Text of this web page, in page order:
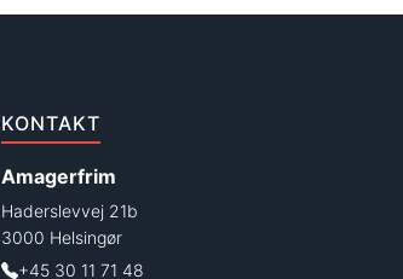
KONTAKT
Amagerfrim
Haderslevvej 21b
3000 Helsingør
+45 30 11 71 48